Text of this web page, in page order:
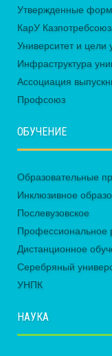
Утвержденные
КарУ
Университет и цели
Инфраструктура
Ассоциация
Профсоюз
ОБУЧЕНИЕ
Образовательные
Инклюзивное
Послевузовское
Профессиональное
Дистанционное
Серебряный
УНПК
НАУКА